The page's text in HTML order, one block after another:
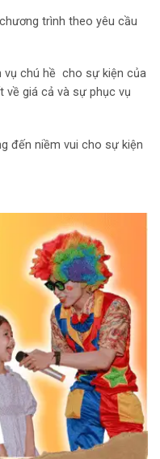
trình theo yêu cầu
vụ chú hề cho sự kiện của
về giá cả và sự phục vụ
đến niềm vui cho sự kiện